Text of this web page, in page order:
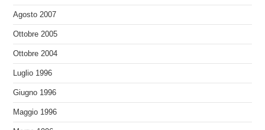
Agosto 2007
Ottobre 2005
Ottobre 2004
Luglio 1996
Giugno 1996
Maggio 1996